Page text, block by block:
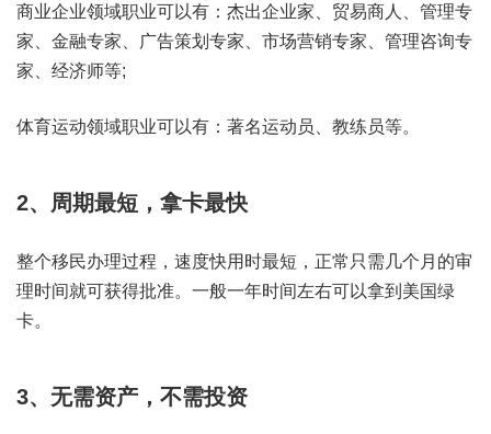
商业企业领域职业可以有：杰出企业家、贸易商人、管理专
家、金融专家、广告策划专家、市场营销专家、管理咨询专
家、经济师等;
体育运动领域职业可以有：著名运动员、教练员等。
2、周期最短，拿卡最快
整个移民办理过程，速度快用时最短，正常只需几个月的审
理时间就可获得批准。一般一年时间左右可以拿到美国绿
卡。
3、无需资产，不需投资